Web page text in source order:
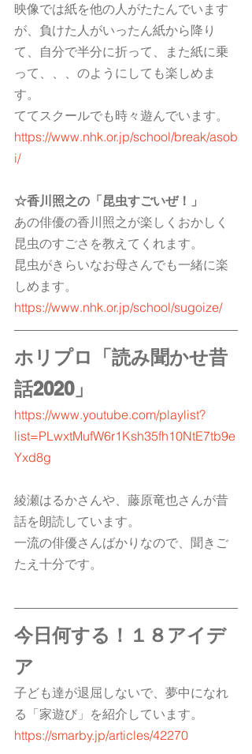
映像では紙を他の人がたたんでいます
が、負けた人がいったん紙から降り
て、自分で半分に折って、また紙に乗
って、、、のようにしても楽しめま
す。
ててスクールでも時々遊んでいます。
https://www.nhk.or.jp/school/break/asob
i/
☆香川照之の「昆虫すごいぜ！」
あの俳優の香川照之が楽しくおかしく
昆虫のすごさを教えてくれます。
昆虫がきらいなお母さんでも一緒に楽
しめます。
https://www.nhk.or.jp/school/sugoize/
ホリプロ「読み聞かせ昔
話2020」
https://www.youtube.com/playlist?
list=PLwxtMufW6r1Ksh35fh10NtE7tb9e
Yxd8g
綾瀬はるかさんや、藤原竜也さんが昔
話を朗読しています。
一流の俳優さんばかりなので、聞きご
たえ十分です。
今日何する！１８アイデ
ア
子ども達が退屈しないで、夢中になれ
る「家遊び」を紹介しています。
https://smarby.jp/articles/42270